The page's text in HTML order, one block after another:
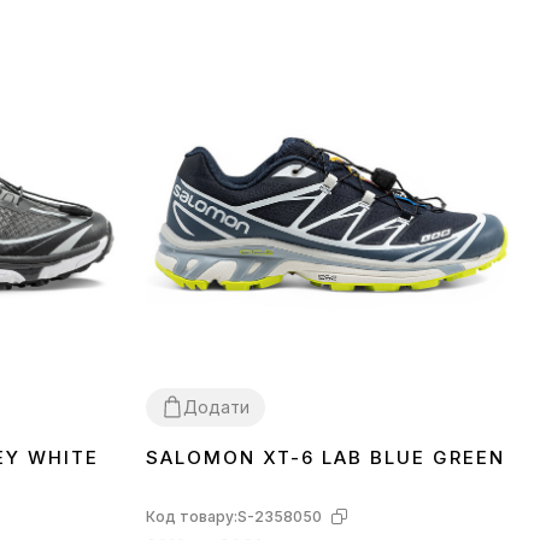
WHITE
Додати
4142
SALOMON XT-6 LAB BLUE GREEN
Код товару:S-2358050